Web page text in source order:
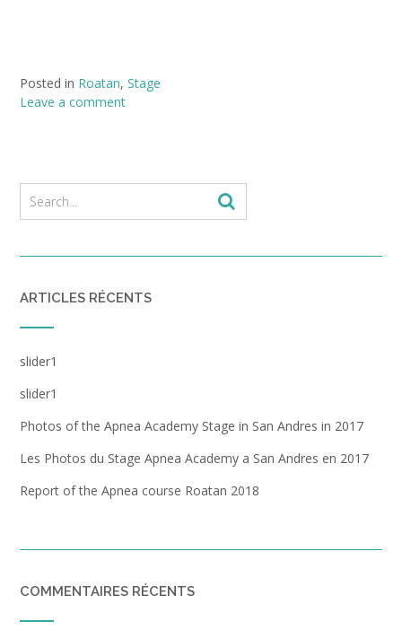
Posted in Roatan, Stage
Leave a comment
ARTICLES RÉCENTS
slider1
slider1
Photos of the Apnea Academy Stage in San Andres in 2017
Les Photos du Stage Apnea Academy a San Andres en 2017
Report of the Apnea course Roatan 2018
COMMENTAIRES RÉCENTS